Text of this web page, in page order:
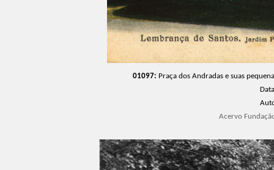
01097: Praça dos Andradas e suas
Acervo